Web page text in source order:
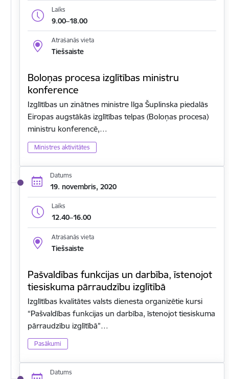
Laiks
9.00–18.00
Atrašanās vieta
Tiešsaiste
Boloņas procesa izglītības ministru
konference
Izglītības un zinātnes ministre Ilga Šuplinska piedalās
Eiropas augstākās izglītības telpas (Boloņas procesa)
ministru konferencē,…
Ministres aktivitātes
Datums
19. novembris, 2020
Laiks
12.40–16.00
Atrašanās vieta
Tiešsaiste
Pašvaldības funkcijas un darbība, īstenojot
tiesiskuma pārraudzību izglītībā
Izglītības kvalitātes valsts dienesta organizētie kursi
“Pašvaldības funkcijas un darbība, īstenojot tiesiskuma
pārraudzību izglītībā”…
Pasākumi
Datums